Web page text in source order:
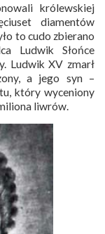
królewskiej
diamentów
to cudo zbierano
Ludwik Słońce
Ludwik XV zmarł
a jego syn –
który wyceniony
liwrów.